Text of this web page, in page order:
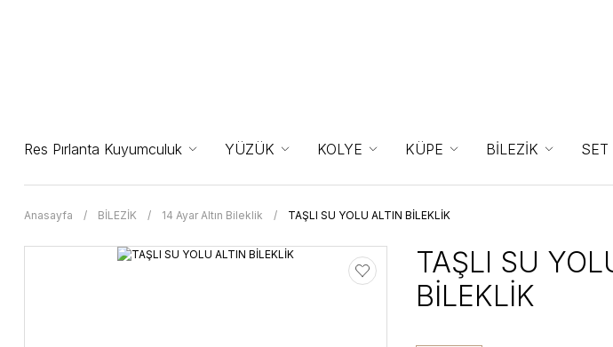
Res Pırlanta Kuyumculuk YÜZÜK KOLYE KÜPE BİLEZİK SET
Anasayfa BİLEZİK 14 Ayar Altın Bileklik TAŞLI SU YOLU ALTIN BİLEKLİK
TAŞLI SU
BİLEKLİK